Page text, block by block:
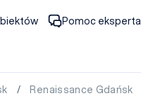
Pomoc eksperta
/Renaissance Gdańsk